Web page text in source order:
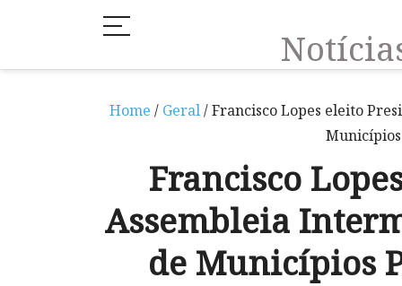
Home / Geral/ Francisco Lopes eleito
Francisco
Assembleia
de Municípios